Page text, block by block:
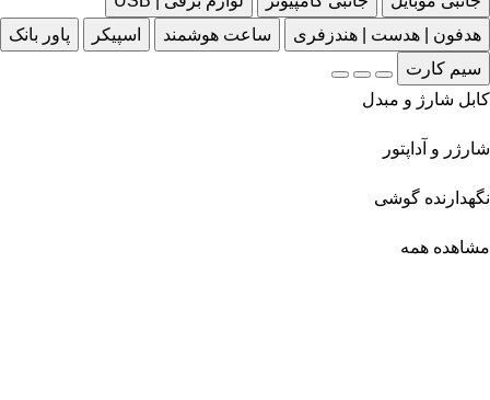
هدفون | هدست | هندزفری
ساعت هوشمند اسپیکر
پاور بانک
سیم کارت
کابل شارژ و مبدل
شارژر و آداپتور
نگهدارنده گوشی
مشاهده همه